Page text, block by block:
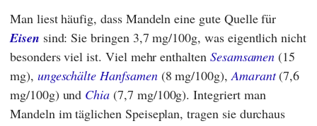
Man liest häufig, dass Mandeln eine gute Quelle für
Eisen sind: Sie bringen 3,7 mg/100g, was eigentlich nicht
besonders viel ist. Viel mehr enthalten Sesamsamen (15
mg), ungeschälte Hanfsamen(8 mg/100g),Amarant(7,6
mg/100g) und Chia (7,7 mg/100g). Integriert man
Mandeln im täglichen Speiseplan, tragen sie durchaus